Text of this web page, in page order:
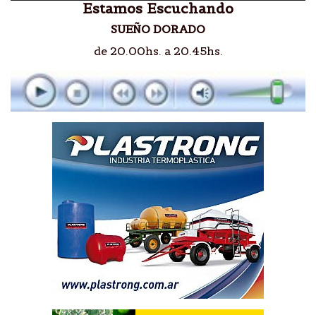
Estamos Escuchando
SUEÑO DORADO
de 20.00hs. a 20.45hs.